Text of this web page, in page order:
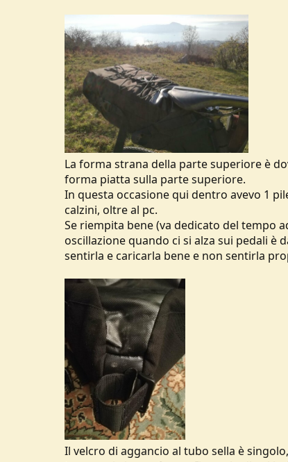
La forma strana della parte superiore è
forma piatta sulla parte superiore.
In questa occasione qui dentro avevo 1
calzini, oltre al pc.
Se riempita bene (va dedicato del tempo
oscillazione quando ci si alza sui pedali è
sentirla e caricarla bene e non sentirla
Il velcro di aggancio al tubo sella è